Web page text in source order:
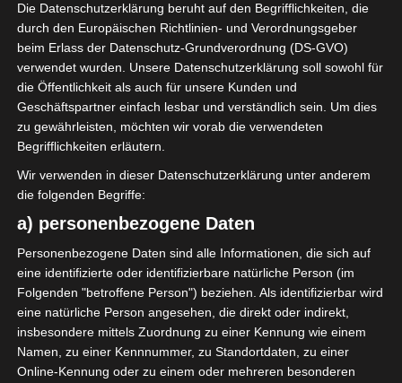
Hier seht ihr die Vorher-
Nachher-Bilder des Room-
Makeovers
Die Datenschutzerklärung beruht auf den Begrifflichkeiten, die
durch den Europäischen Richtlinien- und Verordnungsgeber
beim Erlass der Datenschutz-Grundverordnung (DS-GVO)
verwendet wurden. Unsere Datenschutzerklärung soll sowohl für
die Öffentlichkeit als auch für unsere Kunden und
Geschäftspartner einfach lesbar und verständlich sein. Um dies
zu gewährleisten, möchten wir vorab die verwendeten
Begrifflichkeiten erläutern.
Wir verwenden in dieser Datenschutzerklärung unter anderem
die folgenden Begriffe:
a) personenbezogene Daten
Personenbezogene Daten sind alle Informationen, die sich auf
eine identifizierte oder identifizierbare natürliche Person (im
Folgenden "betroffene Person") beziehen. Als identifizierbar wird
eine natürliche Person angesehen, die direkt oder indirekt,
insbesondere mittels Zuordnung zu einer Kennung wie einem
Namen, zu einer Kennnummer, zu Standortdaten, zu einer
Online-Kennung oder zu einem oder mehreren besonderen